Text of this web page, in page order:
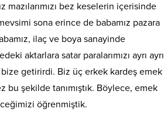
mazılarımızı bez keselerin içerisinde
sona erince de babamız pazara
ilaç ve boya sanayinde
aktarlara satar paralarımızı ayrı ayrı
getirirdi. Biz üç erkek kardeş emek
bu şekilde tanımıştık. Böylece, emek
öğrenmiştik.